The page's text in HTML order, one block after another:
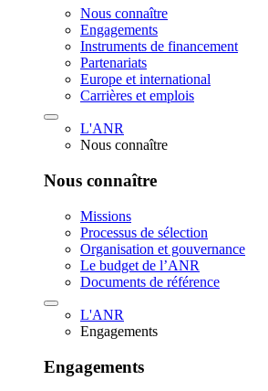
Nous connaître
Engagements
Instruments de financement
Partenariats
Europe et international
Carrières et emplois
L'ANR
Nous connaître
Nous connaître
Missions
Processus de sélection
Organisation et gouvernance
Le budget de l’ANR
Documents de référence
L'ANR
Engagements
Engagements